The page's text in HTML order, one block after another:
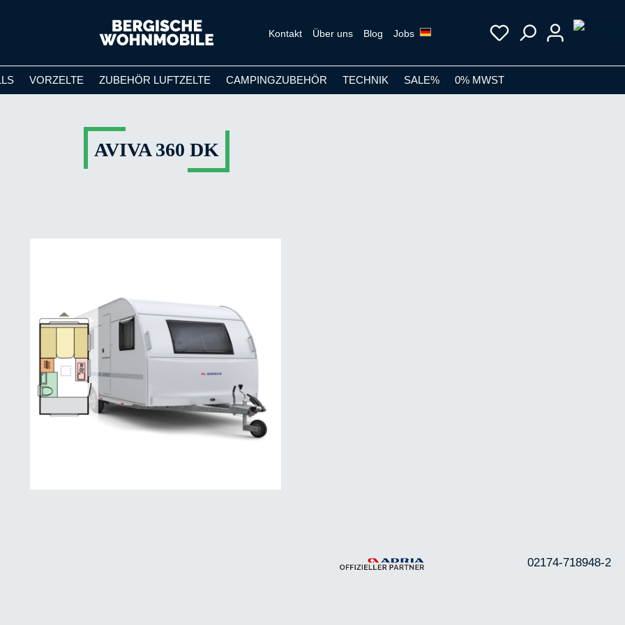
Kontakt Über uns Blog Jobs
VORZELTE ZUBEHÖR LUFTZELTE CAMPINGZUBEHÖR TECHNIK SALE% 0% MWST
AVIVA 360 DK
02174-718948-2